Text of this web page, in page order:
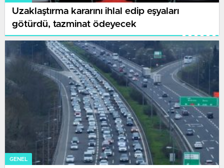
Uzaklaştırma kararını ihlal edip eşyaları
götürdü, tazminat ödeyecek
GENEL